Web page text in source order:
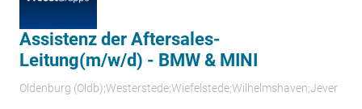
Assistenz der Aftersales-
Leitung(m/w/d) - BMW & MINI
Oldenburg (Oldb);Westerstede;Wiefelstede;Wilhelmshaven;Jever